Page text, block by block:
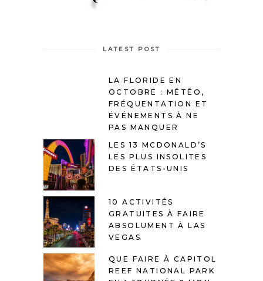
LATEST POST
LA FLORIDE EN
OCTOBRE : MÉTÉO,
FRÉQUENTATION ET
ÉVÉNEMENTS À NE
PAS MANQUER
LES 13 MCDONALD’S
LES PLUS INSOLITES
DES ÉTATS-UNIS
10 ACTIVITÉS
GRATUITES À FAIRE
ABSOLUMENT À LAS
VEGAS
QUE FAIRE À CAPITOL
REEF NATIONAL PARK